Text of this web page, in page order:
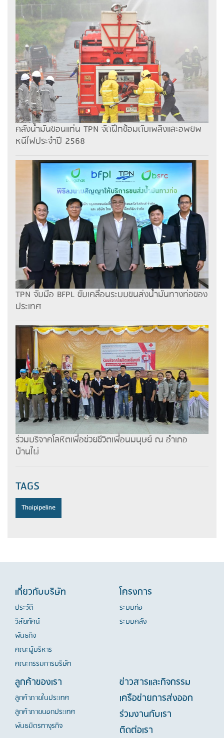
คลังน้ำมันขอนแก่น TPN จัดฝึกซ้อมดับเพลิงและอพยพ
หนีไฟประจำปี 2568
TPN จับมือ BFPL ขับเคลื่อนระบบขนส่งน้ำมันทางท่อของ
ประเทศ
ร่วมบริจาคโลหิตเพื่อช่วยชีวิตเพื่อนมนุษย์ ณ อำเภอ
บ้านไผ่
TAGS
Thaipipeline
เกี่ยวกับบริษัท
ประวัติ
วิสัยทัศน์
พันธกิจ
คณะผู้บริหาร
คณะกรรมการบริษัท
โครงการ
ระบบท่อ
ระบบคลัง
ลูกค้าของเรา
ลูกค้าภายในประเทศ
ลูกค้าภายนอกประเทศ
พันธมิตรทางุรกิจ
ข่าวสารและกิจกรรม
เครือข่ายการส่งออก
ร่วมงานกับเรา
ติดต่อเรา